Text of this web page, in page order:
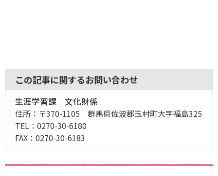
この記事に関するお問い合わせ
生涯学習課 文化財係
住所： 〒370-1105 群馬県佐波郡玉村町大字福島325
TEL： 0270-30-6180
FAX： 0270-30-6183